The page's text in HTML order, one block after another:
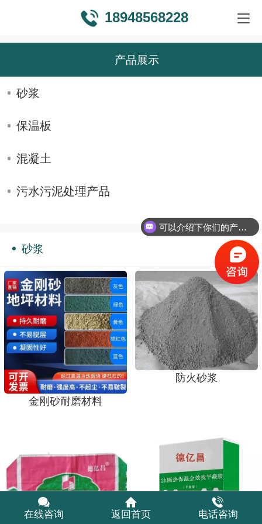
18948568228
产品展示
砂浆
保温板
混凝土
污水污泥处理产品
砂浆
金刚砂耐磨材料
防火砂浆
在线咨询 返回首页 电话咨询
可以介绍下你们的产品么？